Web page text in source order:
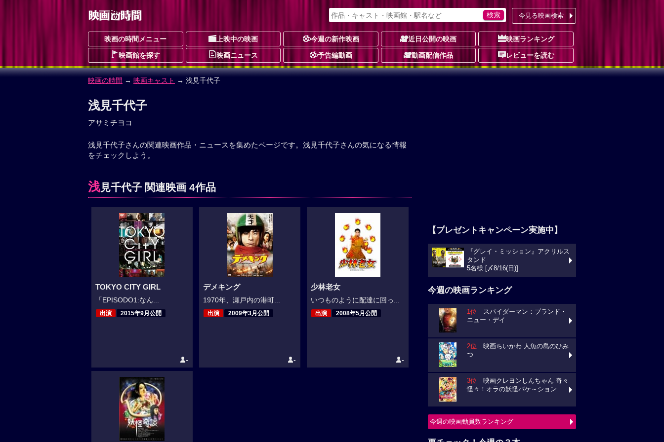
今見る映画検索
映画の時間メニュー 上映中の映画 今週の新作映画 近日公開の映画 映画ランキング
映画館を探す 映画ニュース 予告編動画 動画配信作品 レビューを読む
映画の時間 → 映画キャスト → 浅見千代子
浅見千代子
アサミチヨコ
浅見千代子さんの関連映画作品・ニュースを集めたページです。浅見千代子さんの気になる情報
をチェックしよう。
浅見千代子 関連映画 4作品
TOKYO CITY GIRL
「EPISODO1:なん...
出演 2015年9月公開
-
デメキング
1970年、瀬戸内の港町...
出演 2009年3月公開
-
少林老女
いつものように配達に回っ...
出演 2008年5月公開
-
【プレゼントキャンペーン実施中】
『グレイ・ミッション』アクリルス
タンド
5名様 [〆8/16(日)]
今週の映画ランキング
1位 スパイダーマン：ブランド・
ニュー・デイ
2位 映画ちいかわ 人魚の島のひみ
つ
3位 映画クレヨンしんちゃん 奇々
怪々！オラの妖怪バケ～ション
今週の映画動員数ランキング